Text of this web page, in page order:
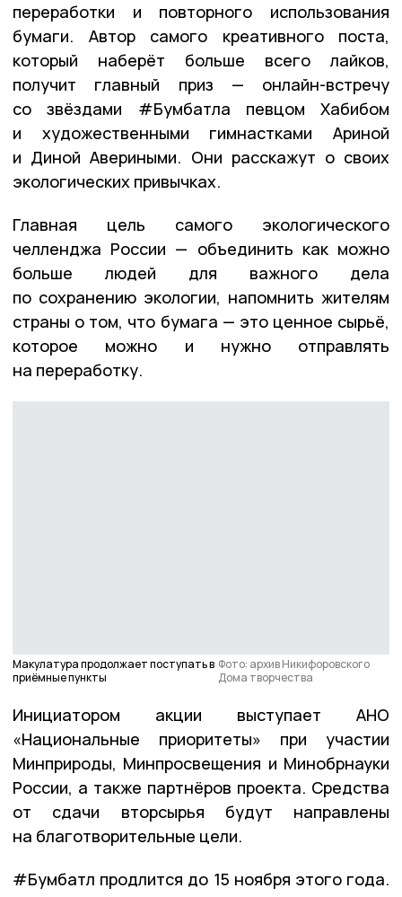
переработки и повторного использования
бумаги. Автор самого креативного поста,
который наберёт больше всего лайков,
получит главный приз — онлайн-встречу
со звёздами #Бумбатла певцом Хабибом
и художественными гимнастками Ариной
и Диной Авериными. Они расскажут о своих
экологических привычках.
Главная цель самого экологического
челленджа России — объединить как можно
больше людей для важного дела
по сохранению экологии, напомнить жителям
страны о том, что бумага — это ценное сырьё,
которое можно и нужно отправлять
на переработку.
Макулатура продолжает поступать в
приёмные пункты
Фото: архив Никифоровского
Дома творчества
Инициатором акции выступает АНО
«Национальные приоритеты» при участии
Минприроды, Минпросвещения и Минобрнауки
России, а также партнёров проекта. Средства
от сдачи вторсырья будут направлены
на благотворительные цели.
#Бумбатл продлится до 15 ноября этого года.